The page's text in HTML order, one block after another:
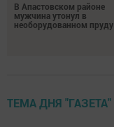
В Апастовском районе
мужчина утонул в
необорудованном пруду
ТЕМА ДНЯ "ГАЗЕТА"